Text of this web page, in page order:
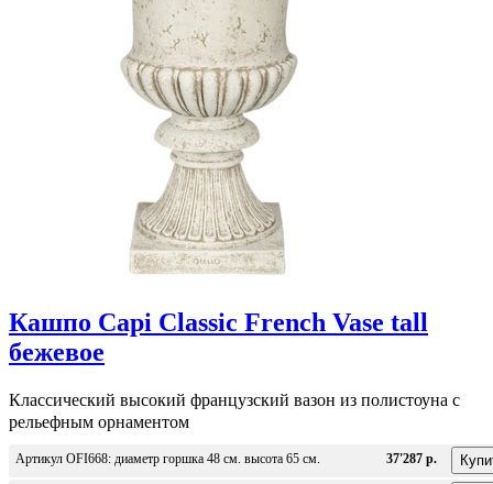
Кашпо Capi Classic French Vase tall
бежевое
Классический высокий французский вазон из полистоуна с
рельефным орнаментом
Артикул OFI668: диаметр горшка 48 см. высота 65 см. 37'287 р.